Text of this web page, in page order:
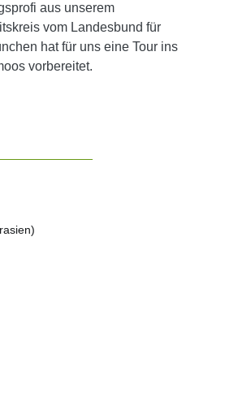
aus unserem
vom Landesbund für
hat für uns eine Tour ins
vorbereitet.